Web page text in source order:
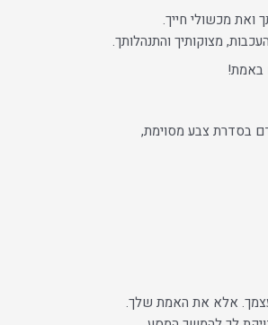
מכשולי חייך.
מצוקותיך והתנהלותך.
באמת!
אלא את האמת שלך.